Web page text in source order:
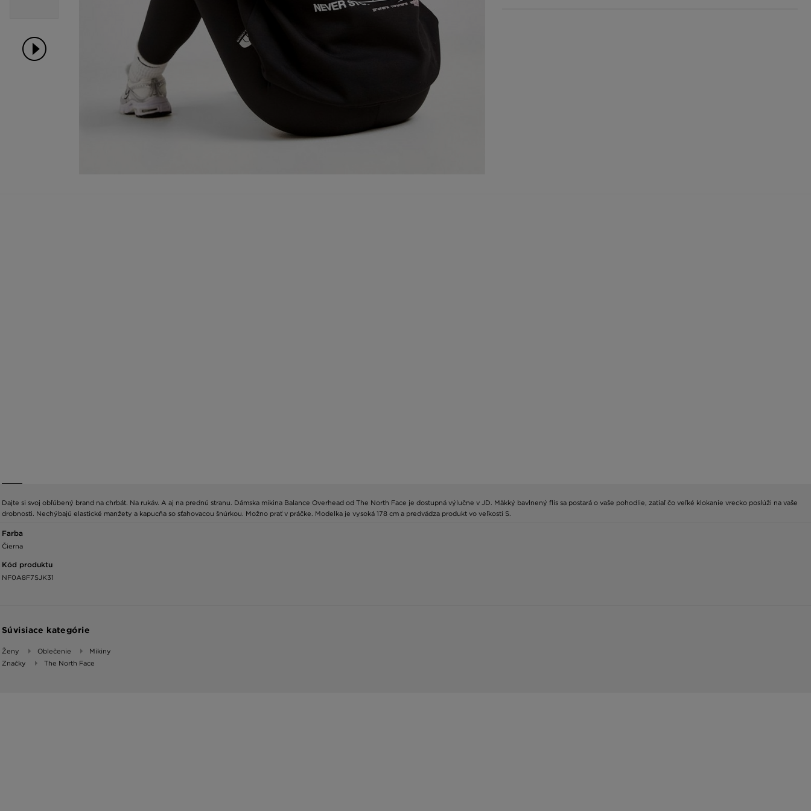
Dajte si svoj obľúbený brand na chrbát. Na rukáv. A aj na prednú stranu. Dámska mikina Balance Overhead od The North Face je dostupná výlučne v JD. Mäkký bavlnený flís sa postará o vaše pohodlie, zatiaľ čo veľké klokanie vrecko poslúži na vaše
drobnosti. Nechýbajú elastické manžety a kapucňa so sťahovacou šnúrkou. Možno prať v práčke. Modelka je vysoká 178 cm a predvádza produkt vo veľkosti S.
Farba
Čierna
Kód produktu
NF0A8F7SJK31
Súvisiace kategórie
Ženy Oblečenie
Mikiny
Značky
The North Face